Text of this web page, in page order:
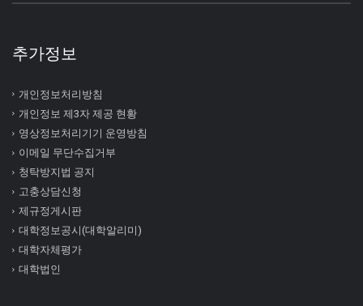
추가정보
개인정보처리방침
개인정보 제3자 제공 현황
영상정보처리기기 운영방침
이메일 무단수집거부
청탁방지법 공지
고충상담신청
제규정게시판
대학정보공시(대학알리미)
대학자체평가
대학법인